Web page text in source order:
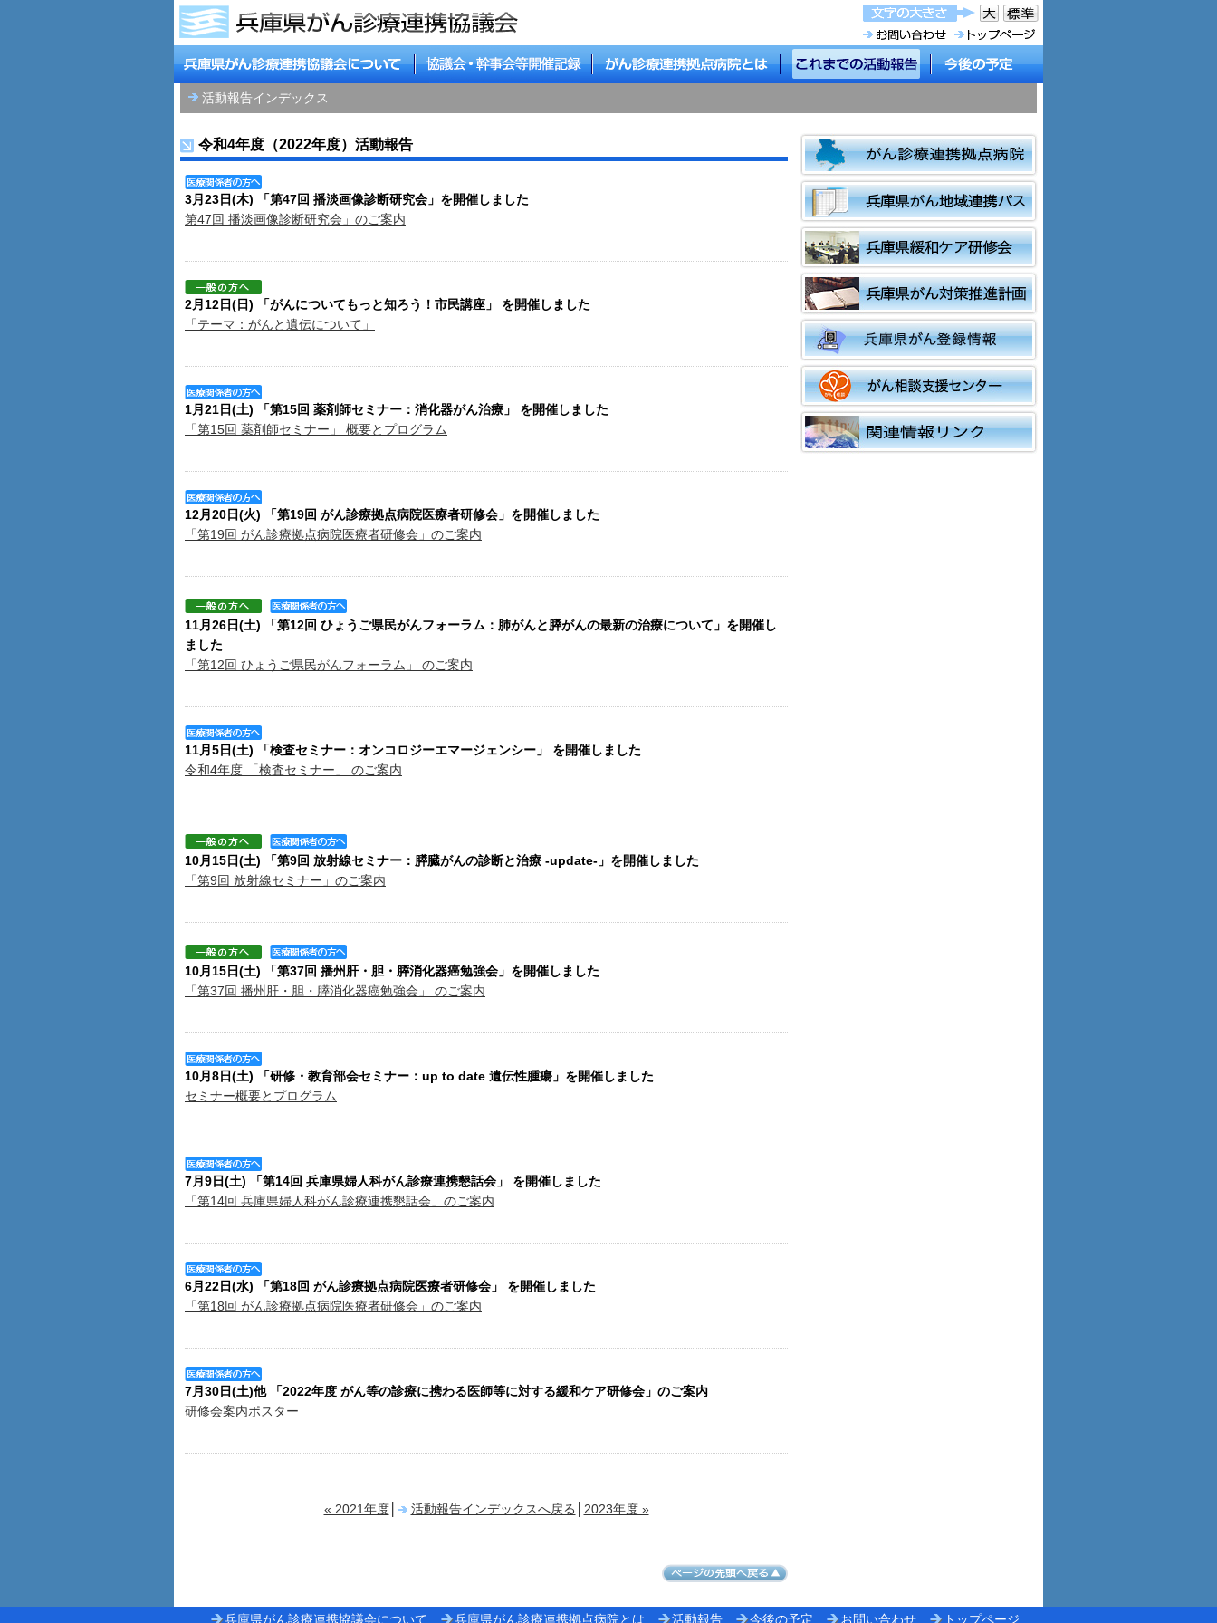
活動報告インデックス
令和4年度（2022年度）活動報告
3月23日(木) 「第47回 播淡画像診断研究会」を開催しました
第47回 播淡画像診断研究会」のご案内
2月12日(日) 「がんについてもっと知ろう！市民講座」 を開催しました
「テーマ：がんと遺伝について」
1月21日(土) 「第15回 薬剤師セミナー：消化器がん治療」 を開催しました
「第15回 薬剤師セミナー」 概要とプログラム
12月20日(火) 「第19回 がん診療拠点病院医療者研修会」を開催しました
「第19回 がん診療拠点病院医療者研修会」のご案内
11月26日(土) 「第12回 ひょうご県民がんフォーラム：肺がんと膵がんの最新の治療について」を開催し
ました
「第12回 ひょうご県民がんフォーラム」 のご案内
11月5日(土) 「検査セミナー：オンコロジーエマージェンシー」 を開催しました
令和4年度 「検査セミナー」 のご案内
10月15日(土) 「第9回 放射線セミナー：膵臓がんの診断と治療 -update-」を開催しました
「第9回 放射線セミナー」のご案内
10月15日(土) 「第37回 播州肝・胆・膵消化器癌勉強会」を開催しました
「第37回 播州肝・胆・膵消化器癌勉強会」 のご案内
10月8日(土) 「研修・教育部会セミナー：up to date 遺伝性腫瘍」を開催しました
セミナー概要とプログラム
7月9日(土) 「第14回 兵庫県婦人科がん診療連携懇話会」 を開催しました
「第14回 兵庫県婦人科がん診療連携懇話会」のご案内
6月22日(水) 「第18回 がん診療拠点病院医療者研修会」 を開催しました
「第18回 がん診療拠点病院医療者研修会」のご案内
7月30日(土)他 「2022年度 がん等の診療に携わる医師等に対する緩和ケア研修会」のご案内
研修会案内ポスター
« 2021年度│ 活動報告インデックスへ戻る 2023年度 »
兵庫県がん診療連携協議会について 兵庫県がん診療連携拠点病院とは 活動報告 今後の予定 お問い合わせ トップページ